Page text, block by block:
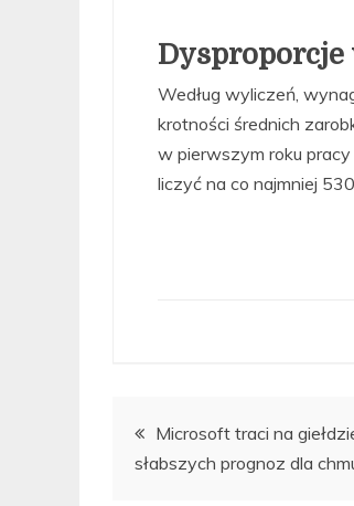
Dysproporcje
Według wyliczeń,
krotności średnich
w pierwszym roku
liczyć na co najmniej
Nawigacja
wpisu
Microsoft traci na
słabszych prognoz dla